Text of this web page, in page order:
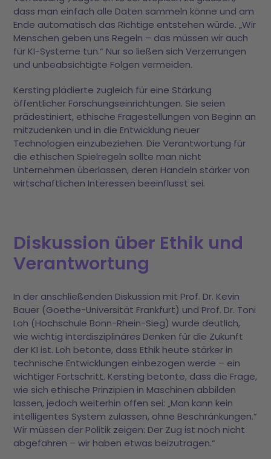
dass man einfach alle Daten sammeln könne und am
Ende automatisch das Richtige entstehen würde. „Wir
Menschen geben uns Regeln – das müssen wir auch
für KI-Systeme tun.“ Nur so ließen sich Verzerrungen
und unbeabsichtigte Folgen vermeiden.
Kersting plädierte zugleich für eine Stärkung
öffentlicher Forschungseinrichtungen. Sie seien
prädestiniert, ethische Fragestellungen von Beginn an
mitzudenken und in die Entwicklung neuer
Technologien einzubeziehen. Die Verantwortung für
die ethischen Spielregeln sollte man nicht
Unternehmen überlassen, deren Handeln stärker von
wirtschaftlichen Interessen beeinflusst sei.
Diskussion über Ethik und
Verantwortung
In der anschließenden Diskussion mit Prof. Dr. Kevin
Bauer (Goethe-Universität Frankfurt) und Prof. Dr. Toni
Loh (Hochschule Bonn-Rhein-Sieg) wurde deutlich,
wie wichtig interdisziplinäres Denken für die Zukunft
der KI ist. Loh betonte, dass Ethik heute stärker in
technische Entwicklungen einbezogen werde – ein
wichtiger Fortschritt. Kersting betonte, dass die Frage,
wie sich ethische Prinzipien in Maschinen abbilden
lassen, jedoch weiterhin offen sei: „Man kann kein
intelligentes System zulassen, ohne Beschränkungen.“
Wir müssen der Politik zeigen: Der Zug ist noch nicht
abgefahren – wir haben etwas beizutragen.“